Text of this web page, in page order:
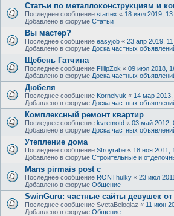
Статьи по металлоконструкциям и
Последнее сообщение startex « 18 июл 2019,
Добавлено в форуме Статьи
Вы мастер?
Последнее сообщение easyjob « 23 апр 2019,
Добавлено в форуме Доска частных
Щебень Гатчина
Последнее сообщение FillipZok « 09 июл 2018,
Добавлено в форуме Доска частных
Дюбеля
Последнее сообщение Kornelyuk « 14 мар 2013,
Добавлено в форуме Доска частных
Комплексный ремонт квартир
Последнее сообщение kvremotd « 03 май 2012,
Добавлено в форуме Доска частных
Утепление дома
Последнее сообщение Stroyrabe « 18 ноя 2011,
Добавлено в форуме Строительные и
Mans pirmais post c
Последнее сообщение RONThulky « 23 июл
Добавлено в форуме Общение
SwinGuru: частные сайты девушек от
Последнее сообщение SvetaBeloglaz « 11 июн
Добавлено в форуме Общение